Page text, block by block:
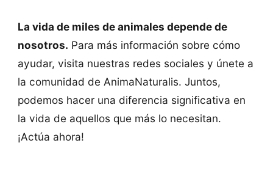
La vida de miles de animales depende de
nosotros. Para más información sobre cómo
ayudar, visita nuestras redes sociales y únete a
la comunidad de AnimaNaturalis. Juntos,
podemos hacer una diferencia significativa en
la vida de aquellos que más lo necesitan.
¡Actúa ahora!